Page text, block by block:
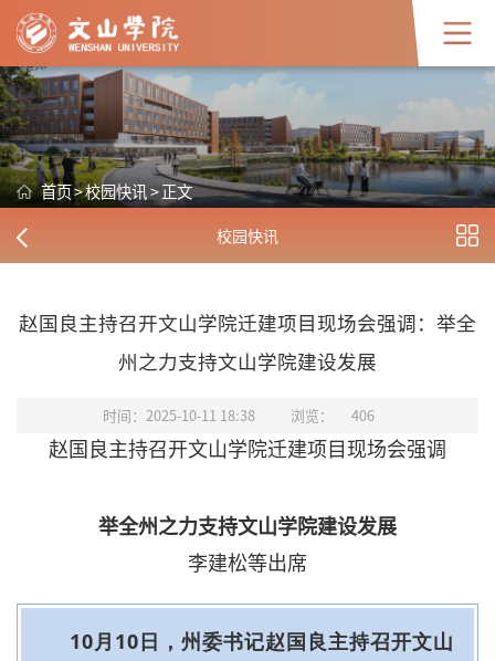
首页>校园快讯>正文
校园快讯
赵国良主持召开文山学院迁建项目现场会强调：举全
州之力支持文山学院建设发展
时间：2025-10-11 18:38 浏览： 406
赵国良主持召开文山学院迁建项目现场会强调
举全州之力支持文山学院建设发展
李建松等出席
10月10日，州委书记赵国良主持召开文山